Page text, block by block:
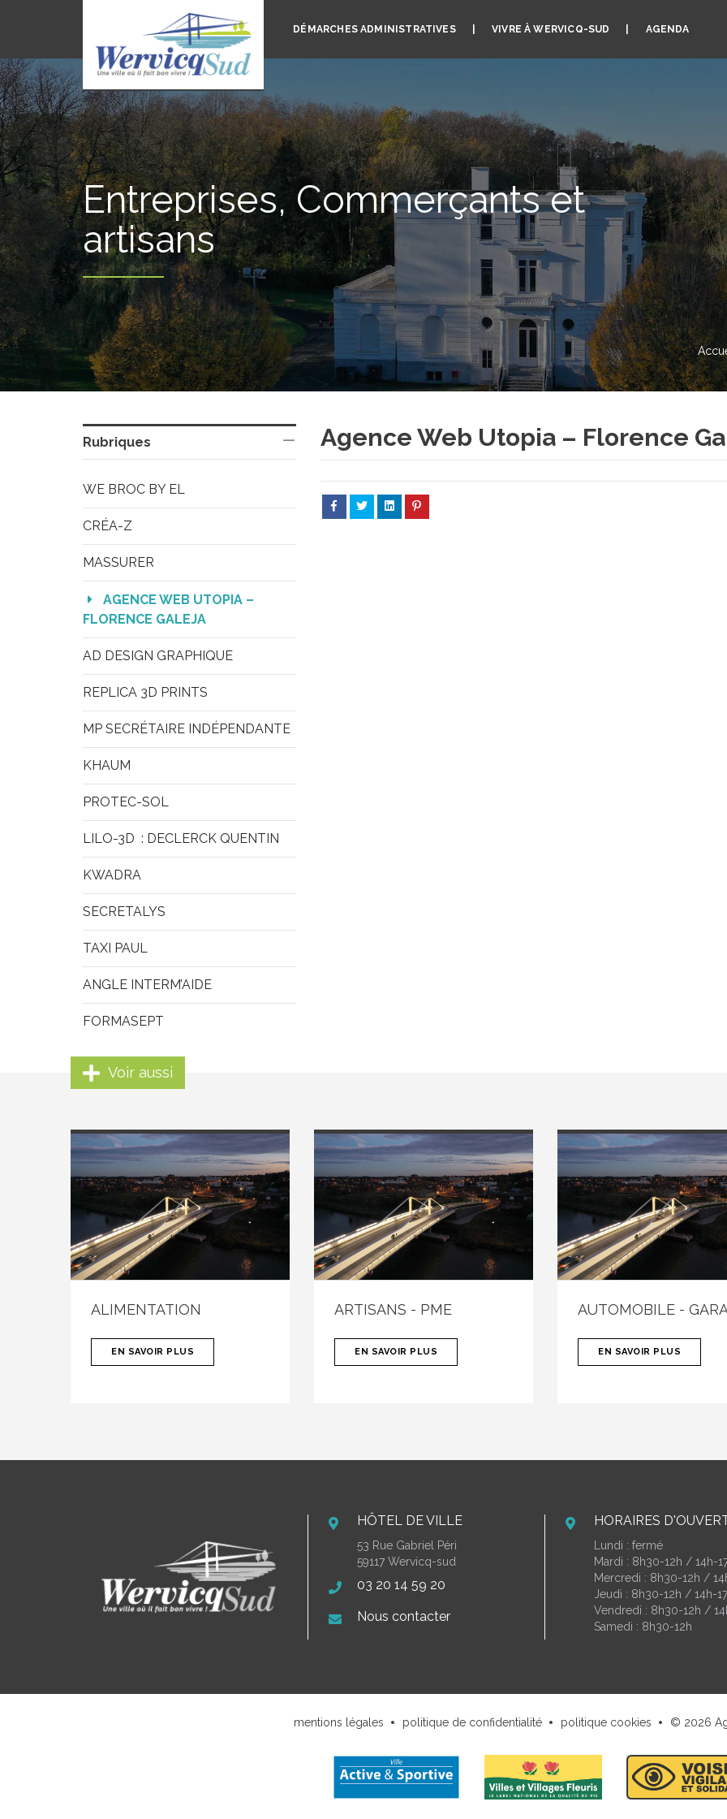
DÉMARCHES ADMINISTRATIVES VIVRE À WERVICQ-SUD AGENDA
Entreprises, Commerçants et
artisans
Agence Web Utopia – Florence
Rubriques
WE BROC BY EL
CRÉA-Z
MASSURER
AGENCE WEB UTOPIA –
FLORENCE GALEJA
AD DESIGN GRAPHIQUE
REPLICA 3D PRINTS
MP SECRÉTAIRE INDÉPENDANTE
KHAUM
PROTEC-SOL
LILO-3D  : DECLERCK QUENTIN
KWADRA
SECRETALYS
TAXI PAUL
ANGLE INTERM’AIDE
FORMASEPT
Voir aussi
ALIMENTATION
EN SAVOIR PLUS
ARTISANS - PME
EN SAVOIR PLUS
AUTOMOBILE -
EN SAVOIR PLUS
HÔTEL DE VILLE
53 Rue Gabriel Péri
59117 Wervicq-sud
03 20 14 59 20
Nous contacter
HORAIRES
Lundi : fermé
Mardi : 8h30-12h / 14h-
Mercredi : 8h30-12h /
Jeudi : 8h30-12h / 14h-
Vendredi : 8h30-12h /
Samedi : 8h30-12h
mentions légales . politique de confidentialité . politique cookies . © 2026